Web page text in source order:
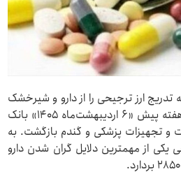
گرفت به تدریج ارز ترجیحی را از دارو و شیرخشک
حذف کند؛ اما پس از گذشت چندماه اجرای این مصوبه، حدود ۲ هفته پیش «۶ اردیبهشت‌ماه ۱۴۰۵» بانک
شیرخشک، ملزومات و تجهیزات پزشکی و گندم بازگشت. به
از مهمترین دلایل گران شدن دارو